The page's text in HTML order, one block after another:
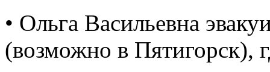
• Ольга Васильевна
(возможно в Пятигорск),